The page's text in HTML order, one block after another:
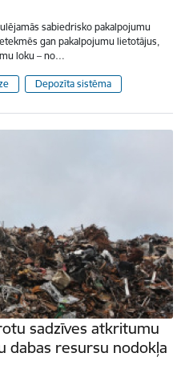
sabiedrisko pakalpojumu
gan pakalpojumu lietotājus,
loku – no…
Depozīta sistēma
sadzīves atkritumu
dabas resursu nodokļa